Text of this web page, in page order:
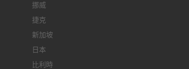
挪威
捷克
新加坡
日本
比利時